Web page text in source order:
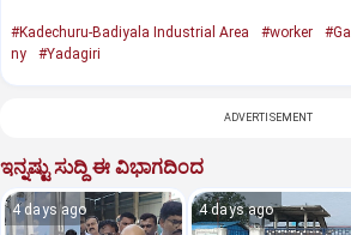
#Kadechuru-Badiyala Industrial Area #worker
ny
#Yadagiri
ADVERTISEMENT
ಇನ್ನಷ್ಟು ಸುದ್ದಿ ಈ ವಿಭಾಗದಿಂದ
4 days ago 4 days ago